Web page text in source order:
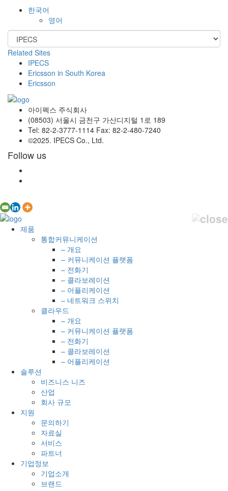
한국어
영어
Related Sites
IPECS
Ericsson in South Korea
Ericsson
아이펙스 주식회사
(08503) 서울시 금천구 가산디지털 1로 189
Tel: 82-2-3777-1114 Fax: 82-2-480-7240
©2025. IPECS Co., Ltd.
Follow us
제품
통합커뮤니케이션
– 개요
– 커뮤니케이션 플랫폼
– 전화기
– 콜라보레이션
– 어플리케이션
– 네트워크 스위치
클라우드
– 개요
– 커뮤니케이션 플랫폼
– 전화기
– 콜라보레이션
– 어플리케이션
솔루션
비즈니스 니즈
산업
회사 규모
지원
문의하기
자료실
서비스
파트너
기업정보
기업소개
브랜드